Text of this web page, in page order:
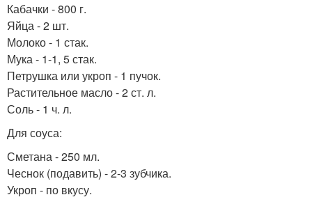
Кабачки - 800 г.
Яйца - 2 шт.
Молоко - 1 стак.
Мука - 1-1, 5 стак.
Петрушка или укроп - 1 пучок.
Растительное масло - 2 ст. л.
Соль - 1 ч. л.
Для соуса:
Сметана - 250 мл.
Чеснок (подавить) - 2-3 зубчика.
Укроп - по вкусу.